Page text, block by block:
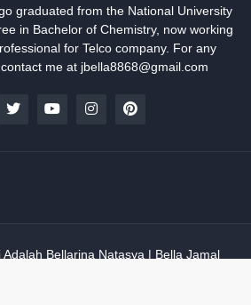
graduated from the National University
in Bachelor of Chemistry, now working
for Telco company. For any
me at jbella8868@gmail.com
Adalah Bellarina Natasya | Bella Jamal